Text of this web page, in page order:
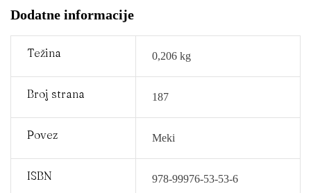
Dodatne informacije
Težina 0,206 kg
Broj strana 187
Povez Meki
ISBN 978-99976-53-53-6